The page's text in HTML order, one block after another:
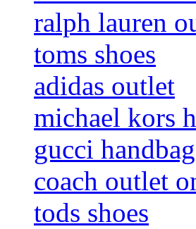
ralph lauren
toms shoes
adidas outlet
michael kors
gucci
coach outlet
tods shoes